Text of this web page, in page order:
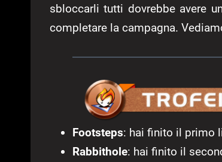
sbloccarli tutti dovrebbe avere
completare la campagna.
Footsteps: hai finito il primo
Rabbithole: hai finito il